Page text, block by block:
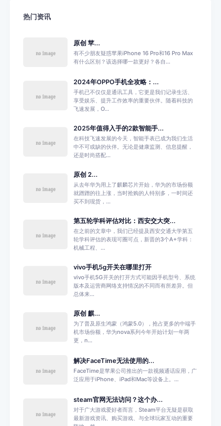
热门资讯
原创 苹...
有不少朋友疑惑苹果iPhone 16 Pro和16 Pro Max
有什么区别？该选择哪一款更好？各自...
2024年OPPO手机全攻略：...
手机已不仅仅是通讯工具，它更是我们记录生活、
享受娱乐、提升工作效率的重要伙伴。随着科技的
飞速发展，O...
2025年值得入手的2款智能手...
在科技飞速发展的今天，智能手表已成为我们生活
中不可或缺的伙伴。无论是健康监测、信息提醒，
还是时尚搭配...
原创 2...
从去年华为用上了麒麟芯片开始，华为的市场份额
就蹭蹭的往上涨，当时抢购的人特别多，一时间还
买不到现货，...
第五轮学科评估对比：西安交大突...
在之前的文章中，我们已经提及西安交通大学第五
轮学科评估的表现可圈可点，新晋的3个A+学科：
机械工程、...
vivo手机5g开关在哪里打开
vivo手机5G开关的打开方式可能因手机型号、系统
版本及运营商网络支持情况的不同而有所差异。但
总体来...
原创 麒...
为了普及原生鸿蒙（鸿蒙5.0），抢占更多的中端手
机市场份额，华为nova系列今年开始计划一年两
更，n...
解决FaceTime无法使用的...
FaceTime是苹果公司推出的一款视频通话应用，广
泛应用于iPhone、iPad和Mac等设备上。...
steam官网无法访问？这个办...
对于广大游戏爱好者而言，Steam平台无疑是获取
最新游戏资讯、购买游戏、与全球玩家互动的重要